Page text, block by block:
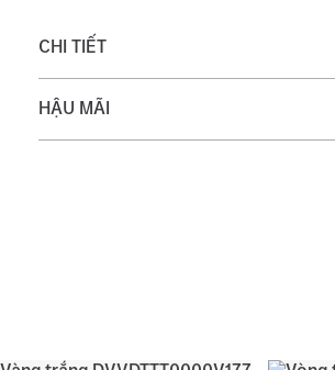
CHI TIẾT
Chất liệu:
HẬU MÃI